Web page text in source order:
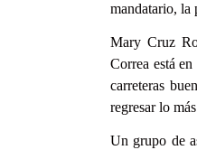
mandatario, la
Mary Cruz
Correa está
carreteras
regresar lo
Un grupo de